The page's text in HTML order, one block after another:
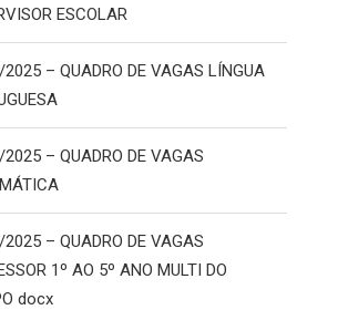
ESCOLAR
– QUADRO DE VAGAS LÍNGUA
– QUADRO DE VAGAS
– QUADRO DE VAGAS
1º AO 5º ANO MULTI DO
docx